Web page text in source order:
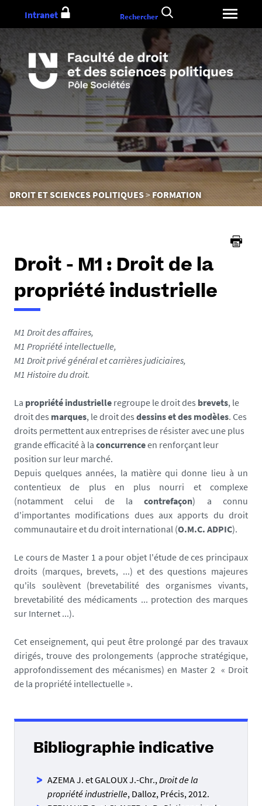
au
contenu
Vous
êtes
DROIT ET SCIENCES POLITIQUES FORMATION
Intranet Rechercher
Droit - M1 : Droit de la
propriété industrielle
M1 Droit des affaires,
M1 Propriété intellectuelle,
M1 Droit privé général et carrières judiciaires,
M1 Histoire du droit.
La propriété industrielle regroupe le droit des brevets, le
droit des marques, le droit des dessins et des modèles. Ces
droits permettent aux entreprises de résister avec une plus
grande efficacité à la concurrenceen renforçant leur
position sur leur marché.
Depuis quelques années, la matière qui donne lieu à un
contentieux de plus en plus nourri et complexe
(notamment celui de lacontrefaçon) a connu
d'importantes modifications dues aux apports du droit
communautaire et du droit international (O.M.C. ADPIC).
Le cours de Master 1 a pour objet l'étude de ces principaux
droits (marques, brevets, ...) et des questions majeures
qu'ils soulèvent (brevetabilité des organismes vivants,
brevetabilité des médicaments ... protection des marques
sur Internet ...).
Cet enseignement, qui peut être prolongé par des travaux
dirigés, trouve des prolongements (approche stratégique,
approfondissement des mécanismes) en Master 2 « Droit
de la propriété intellectuelle ».
Bibliographie indicative
AZEMA J. et GALOUX J.-Chr.,Droit de la
propriété industrielle, Dalloz, Précis, 2012.